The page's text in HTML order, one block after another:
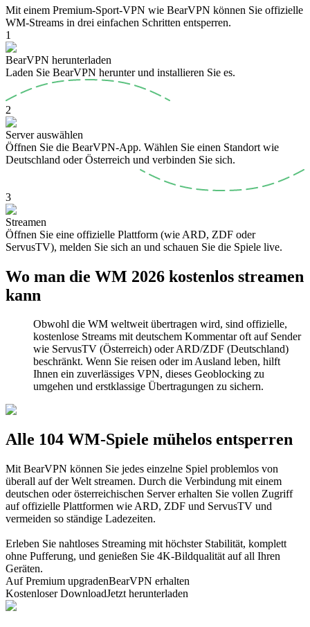
Mit einem Premium-Sport-VPN wie BearVPN können Sie offizielle
WM-Streams in drei einfachen Schritten entsperren.
1
BearVPN herunterladen
Laden Sie BearVPN herunter und installieren Sie es.
2
Server auswählen
Öffnen Sie die BearVPN-App. Wählen Sie einen Standort wie
Deutschland oder Österreich und verbinden Sie sich.
3
Streamen
Öffnen Sie eine offizielle Plattform (wie ARD, ZDF oder
ServusTV), melden Sie sich an und schauen Sie die Spiele live.
Wo man die WM 2026 kostenlos streamen
kann
Obwohl die WM weltweit übertragen wird, sind offizielle,
kostenlose Streams mit deutschem Kommentar oft auf Sender
wie ServusTV (Österreich) oder ARD/ZDF (Deutschland)
beschränkt. Wenn Sie reisen oder im Ausland leben, hilft
Ihnen ein zuverlässiges VPN, dieses Geoblocking zu
umgehen und erstklassige Übertragungen zu sichern.
Alle 104 WM-Spiele mühelos entsperren
Mit BearVPN können Sie jedes einzelne Spiel problemlos von
überall auf der Welt streamen. Durch die Verbindung mit einem
deutschen oder österreichischen Server erhalten Sie vollen Zugriff
auf offizielle Plattformen wie ARD, ZDF und ServusTV und
vermeiden so ständige Ladezeiten.
Erleben Sie nahtloses Streaming mit höchster Stabilität, komplett
ohne Pufferung, und genießen Sie 4K-Bildqualität auf all Ihren
Geräten.
Auf Premium upgradenBearVPN erhalten
Kostenloser DownloadJetzt herunterladen